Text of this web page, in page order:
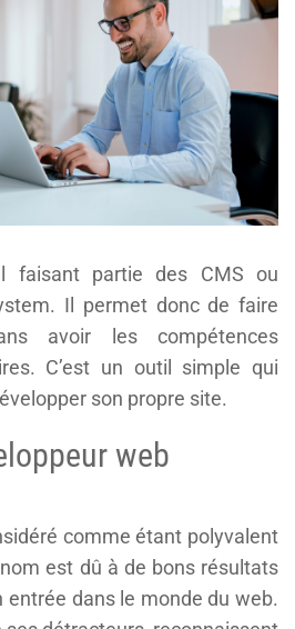
faisant partie des CMS ou
Il permet donc de faire
avoir les compétences
C’est un outil simple qui
son propre site.
web
comme étant polyvalent
est dû à de bons résultats
dans le monde du web.